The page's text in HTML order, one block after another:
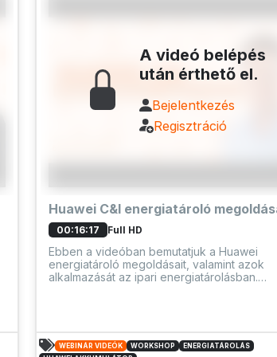
A videó belépés
után érthető el.
Bejelentkezés
Regisztráció
Huawei C&I energiatároló
00:16:17 Full HD
Ebben a videóban bemutatjuk a Huawei
energiatároló megoldásait, valamint azok
alkalmazását az ipari energiatárolásban.
energiatárolókat alkalmaztunk.
WEBINÁR VIDEÓK WORKSHOP
ENERGIATÁROLÁS